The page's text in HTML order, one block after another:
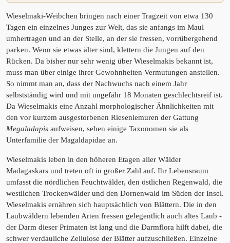
Wieselmaki-Weibchen bringen nach einer Tragzeit von etwa 130
Tagen ein einzelnes Junges zur Welt, das sie anfangs im Maul
umhertragen und an der Stelle, an der sie fressen, vorrübergehend
parken. Wenn sie etwas älter sind, klettern die Jungen auf den
Rücken. Da bisher nur sehr wenig über Wieselmakis bekannt ist,
muss man über einige ihrer Gewohnheiten Vermutungen anstellen.
So nimmt man an, dass der Nachwuchs nach einem Jahr
selbstständig wird und mit ungefähr 18 Monaten geschlechtsreif ist.
Da Wieselmakis eine Anzahl morphologischer Ähnlichkeiten mit
den vor kurzem ausgestorbenen Riesenlemuren der Gattung
Megaladapis aufweisen, sehen einige Taxonomen sie als
Unterfamilie der Magaldapidae an.
Wieselmakis leben in den höheren Etagen aller Wälder
Madagaskars und treten oft in großer Zahl auf. Ihr Lebensraum
umfasst die nördlichen Feuchtwälder, den östlichen Regenwald, die
westlichen Trockenwälder und den Dornenwald im Süden der Insel.
Wieselmakis ernähren sich hauptsächlich von Blättern. Die in den
Laubwäldern lebenden Arten fressen gelegentlich auch altes Laub -
der Darm dieser Primaten ist lang und die Darmflora hilft dabei, die
schwer verdauliche Zellulose der Blätter aufzuschließen. Einzelne